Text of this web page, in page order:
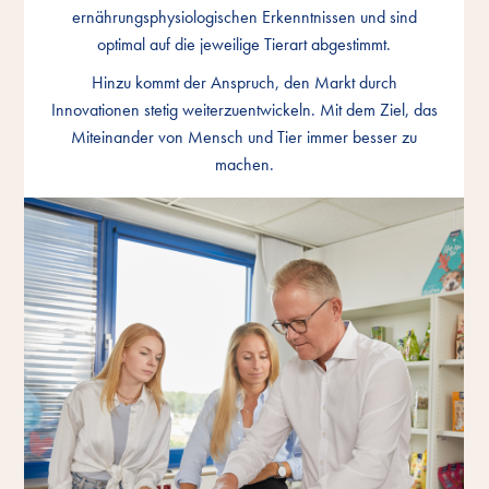
ernährungsphysiologischen Erkenntnissen und sind
optimal auf die jeweilige Tierart abgestimmt.
Hinzu kommt der Anspruch, den Markt durch
Innovationen stetig weiterzuentwickeln. Mit dem Ziel, das
Miteinander von Mensch und Tier immer besser zu
machen.
ernährungsphysiologischen Erkenntnissen und sind
optimal auf die jeweilige Tierart abgestimmt.
Hinzu kommt der Anspruch, den Markt durch
Innovationen stetig weiterzuentwickeln. Mit dem Ziel, das
Miteinander von Mensch und Tier immer besser zu
machen.
ernährungsphysiologischen Erkenntnissen und sind
optimal auf die jeweilige Tierart abgestimmt.
Hinzu kommt der Anspruch, den Markt durch
Innovationen stetig weiterzuentwickeln. Mit dem Ziel, das
Miteinander von Mensch und Tier immer besser zu
machen.